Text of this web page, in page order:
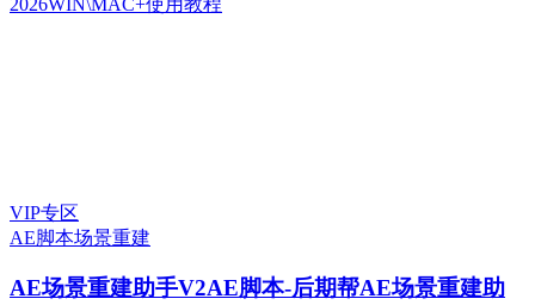
VIP专区
AE脚本场景重建
AE场景重建助手V2AE脚本-后期帮AE场景重建助